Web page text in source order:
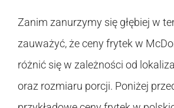
Zanim zanurzymy się głębiej w
zauważyć, że ceny frytek w
różnić się w zależności od
oraz rozmiaru porcji. Poniżej